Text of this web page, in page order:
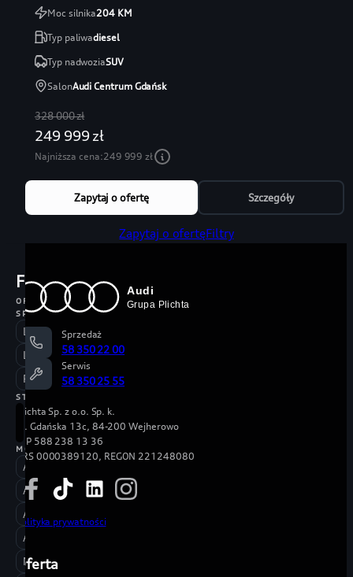
Moc silnika204KM
Typ paliwadiesel
Typ nadwoziaSUV
SalonAudi Centrum Gdańsk
328 000 zł
249 999 zł
Najniższa cena:249 999 zł
Zapytaj o ofertę Szczegóły
Zapytaj o ofertęFiltry
FiltryWyczyść
OFERTY
SPECJALNE
Leasing 101%
Limitowana oferta
Pakiet ubezpieczeń za 1 zł
STAN
Demo Nowe
MODEL
A3
A5
A6
A8
Modele RS
Sprzedaż
58 350 22 00
Serwis
58 350 25 55
Plichta Sp. z o.o. Sp. k.
ul. Gdańska 13c, 84-200 Wejherowo
NIP 588 238 13 36
KRS 0000389120, REGON 221248080
Polityka prywatności
Oferta